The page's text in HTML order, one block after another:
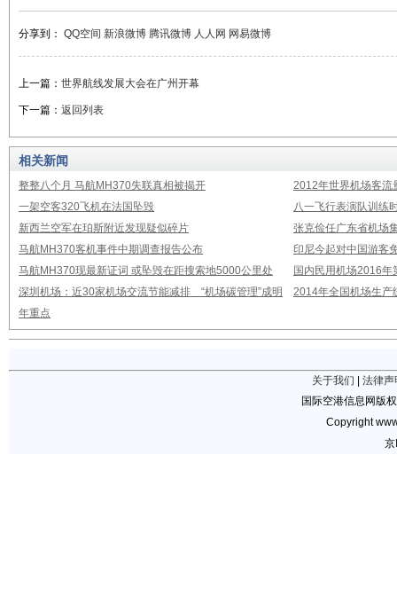
分享到： QQ空间 新浪微博 腾讯微博 人人网 网易微博
上一篇： 世界航线发展大会在广州开幕
下一篇： 返回列表
相关新闻
整整八个月 马航MH370失联真相被揭开
2012年世界机场客流
一架空客320飞机在法国坠毁
八一飞行表演队训练
新西兰空军在珀斯附近发现疑似碎片
张克俭任广东省机场
马航MH370客机事件中期调查报告公布
印尼今起对中国游客
马航MH370现最新证词 或坠毁在距搜索地5000公里处
国内民用机场2016年
深圳机场：近30家机场交流节能减排 “机场碳管理”成明
年重点
2014年全国机场生产
关于我们
法律声
国际空港信息网版
Copyright